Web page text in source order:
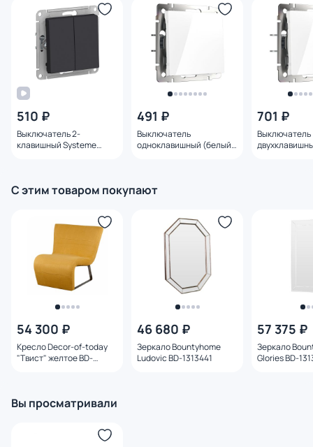
510 ₽
Выключатель 2-
клавишный Systeme
491 ₽
Выключатель
одноклавишный (белый)
701 ₽
Выключатель
С этим товаром покупают
54 300 ₽
Кресло Decor-of-today
"Твист" желтое BD-
46 680 ₽
Зеркало Bountyhome
Ludovic BD-1313441
57 375 ₽
Зеркало
Glories BD-
Вы просматривали